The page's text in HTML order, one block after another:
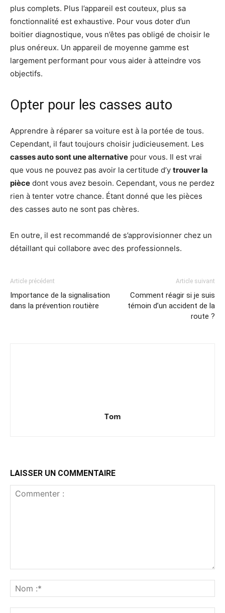
plus complets. Plus l’appareil est couteux, plus sa
fonctionnalité est exhaustive. Pour vous doter d’un
boitier diagnostique, vous n’êtes pas obligé de choisir le
plus onéreux. Un appareil de moyenne gamme est
largement performant pour vous aider à atteindre vos
objectifs.
Opter pour les casses auto
Apprendre à réparer sa voiture est à la portée de tous.
Cependant, il faut toujours choisir judicieusement. Les
casses auto sont une alternative pour vous. Il est vrai
que vous ne pouvez pas avoir la certitude d’y trouver la
pièce dont vous avez besoin. Cependant, vous ne perdez
rien à tenter votre chance. Étant donné que les pièces
des casses auto ne sont pas chères.
En outre, il est recommandé de s’approvisionner chez un
détaillant qui collabore avec des professionnels.
Article précédent
Importance de la signalisation
dans la prévention routière
Article suivant
Comment réagir si je suis
témoin d’un accident de la
route ?
Tom
LAISSER UN COMMENTAIRE